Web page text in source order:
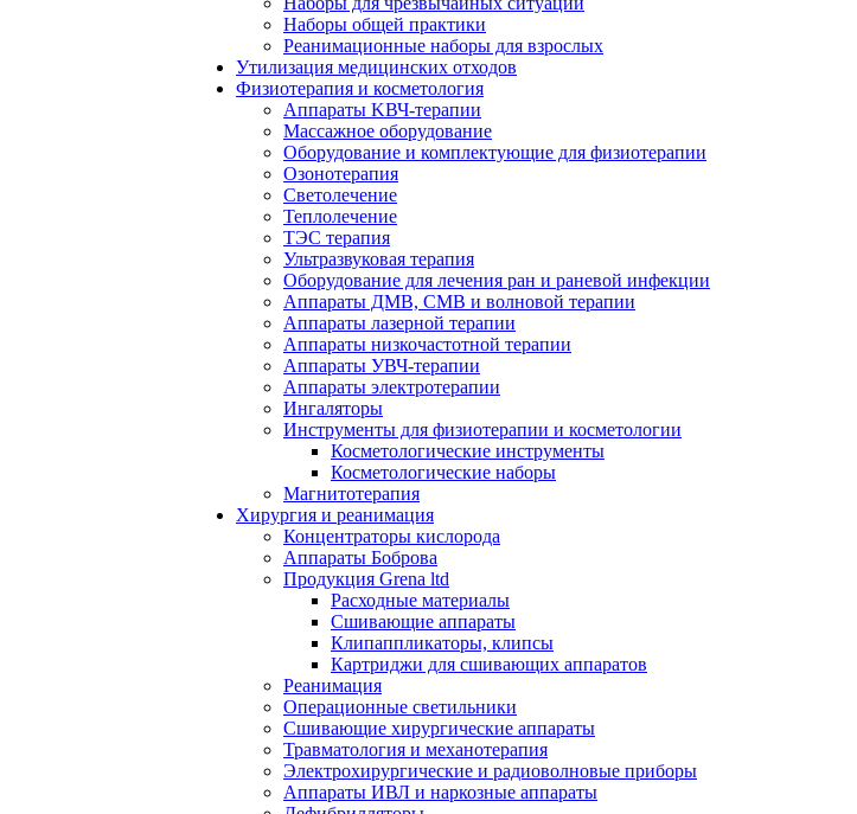
Наборы общей практики
Реанимационные наборы для взрослых
Утилизация медицинских отходов
Физиотерапия и косметология
Аппараты KВЧ-терапии
Массажное оборудование
Оборудование и комплектующие для физиотерапии
Озонотерапия
Светолечение
Теплолечение
ТЭС терапия
Ультразвуковая терапия
Оборудование для лечения ран и раневой инфекции
Аппараты ДМВ, СМВ и волновой терапии
Аппараты лазерной терапии
Аппараты низкочастотной терапии
Аппараты УВЧ-терапии
Аппараты электротерапии
Ингаляторы
Инструменты для физиотерапии и косметологии
Косметологические инструменты
Косметологические наборы
Магнитотерапия
Хирургия и реанимация
Концентраторы кислорода
Аппараты Боброва
Продукция Grena ltd
Расходные материалы
Сшивающие аппараты
Клипаппликаторы, клипсы
Картриджи для сшивающих аппаратов
Реанимация
Операционные светильники
Сшивающие хирургические аппараты
Травматология и механотерапия
Электрохирургические и радиоволновые приборы
Аппараты ИВЛ и наркозные аппараты